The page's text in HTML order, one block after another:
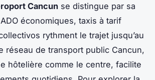
Cancun se distingue par sa
économiques, taxis à tarif
rythment le trajet jusqu’au
réseau de transport public Cancun,
hôtelière comme le centre, facilite